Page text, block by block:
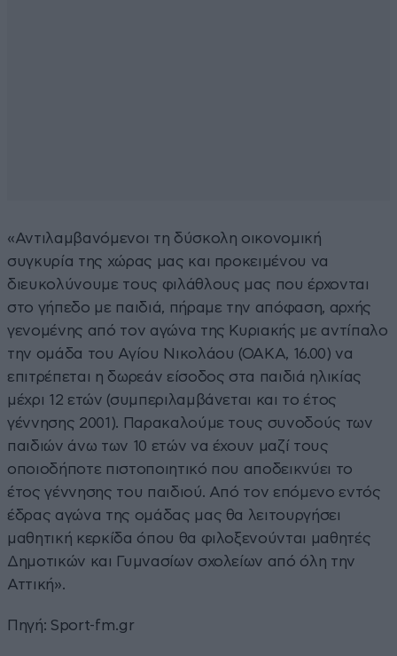
«Αντιλαμβανόμενοι τη δύσκολη οικονομική
συγκυρία της χώρας μας και προκειμένου να
διευκολύνουμε τους φιλάθλους μας που έρχονται
στο γήπεδο με παιδιά, πήραμε την απόφαση, αρχής
γενομένης από τον αγώνα της Κυριακής με αντίπαλο
την ομάδα του Αγίου Νικολάου (ΟΑΚΑ, 16.00) να
επιτρέπεται η δωρεάν είσοδος στα παιδιά ηλικίας
μέχρι 12 ετών (συμπεριλαμβάνεται και το έτος
γέννησης 2001). Παρακαλούμε τους συνοδούς των
παιδιών άνω των 10 ετών να έχουν μαζί τους
οποιοδήποτε πιστοποιητικό που αποδεικνύει το
έτος γέννησης του παιδιού. Από τον επόμενο εντός
έδρας αγώνα της ομάδας μας θα λειτουργήσει
μαθητική κερκίδα όπου θα φιλοξενούνται μαθητές
Δημοτικών και Γυμνασίων σχολείων από όλη την
Αττική».
Πηγή: Sport-fm.gr